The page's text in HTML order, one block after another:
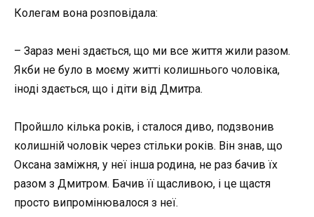
Колегам вона розповідала:
– Зараз мені здається, що ми все життя жили разом.
Якби не було в моєму житті колишнього чоловіка,
іноді здається, що і діти від Дмитра.
Пройшло кілька років, і сталося диво, подзвонив
колишній чоловік через стільки років. Він знав, що
Оксана заміжня, у неї інша родина, не раз бачив їх
разом з Дмитром. Бачив її щасливою, і це щастя
просто випромінювалося з неї.